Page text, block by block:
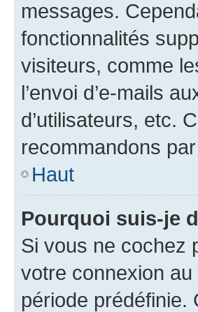
messages.
fonctionnalités
visiteurs, comme
l’envoi d’e-mails
d’utilisateurs, etc.
recommandons
Haut
Pourquoi suis-je
Si vous ne cochez
votre connexion
période prédéfinie.